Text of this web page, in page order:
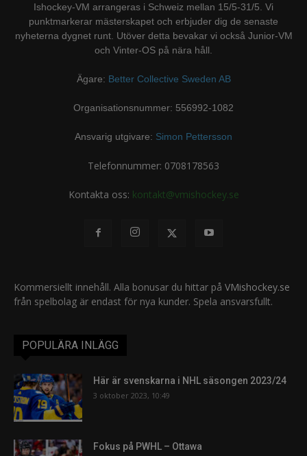
Ishockey-VM arrangeras i Schweiz mellan 15/5-31/5. Vi
punktmarkerar mästerskapet och erbjuder dig de senaste
nyheterna dygnet runt. Utöver detta bevakar vi också Junior-VM
och Vinter-OS på nära håll.
Ägare: Better Collective Sweden AB
Organisationsnummer: 556992-1082
Ansvarig utgivare: Simon Pettersson
Telefonnummer: 0708178563
Kontakta oss: kontakt@vmishockey.se
Kommersiellt innehåll. Alla bonusar du hittar på VMishockey.se
från spelbolag är endast för nya kunder. Spela ansvarsfullt.
POPULÄRA INLÄGG
Här är svenskarna i NHL säsongen 2023/24
3 oktober 2023, 10:49
Fokus på PWHL – Ottawa